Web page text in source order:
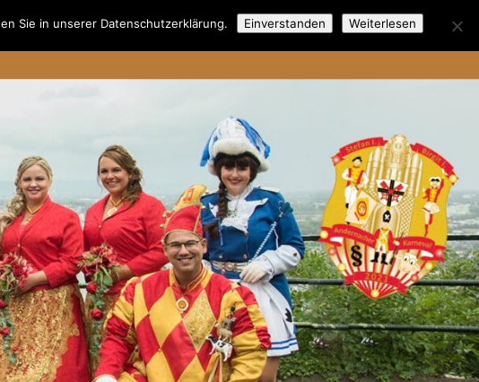
Sie in unserer Datenschutzerklärung. Einverstanden Weiterlesen